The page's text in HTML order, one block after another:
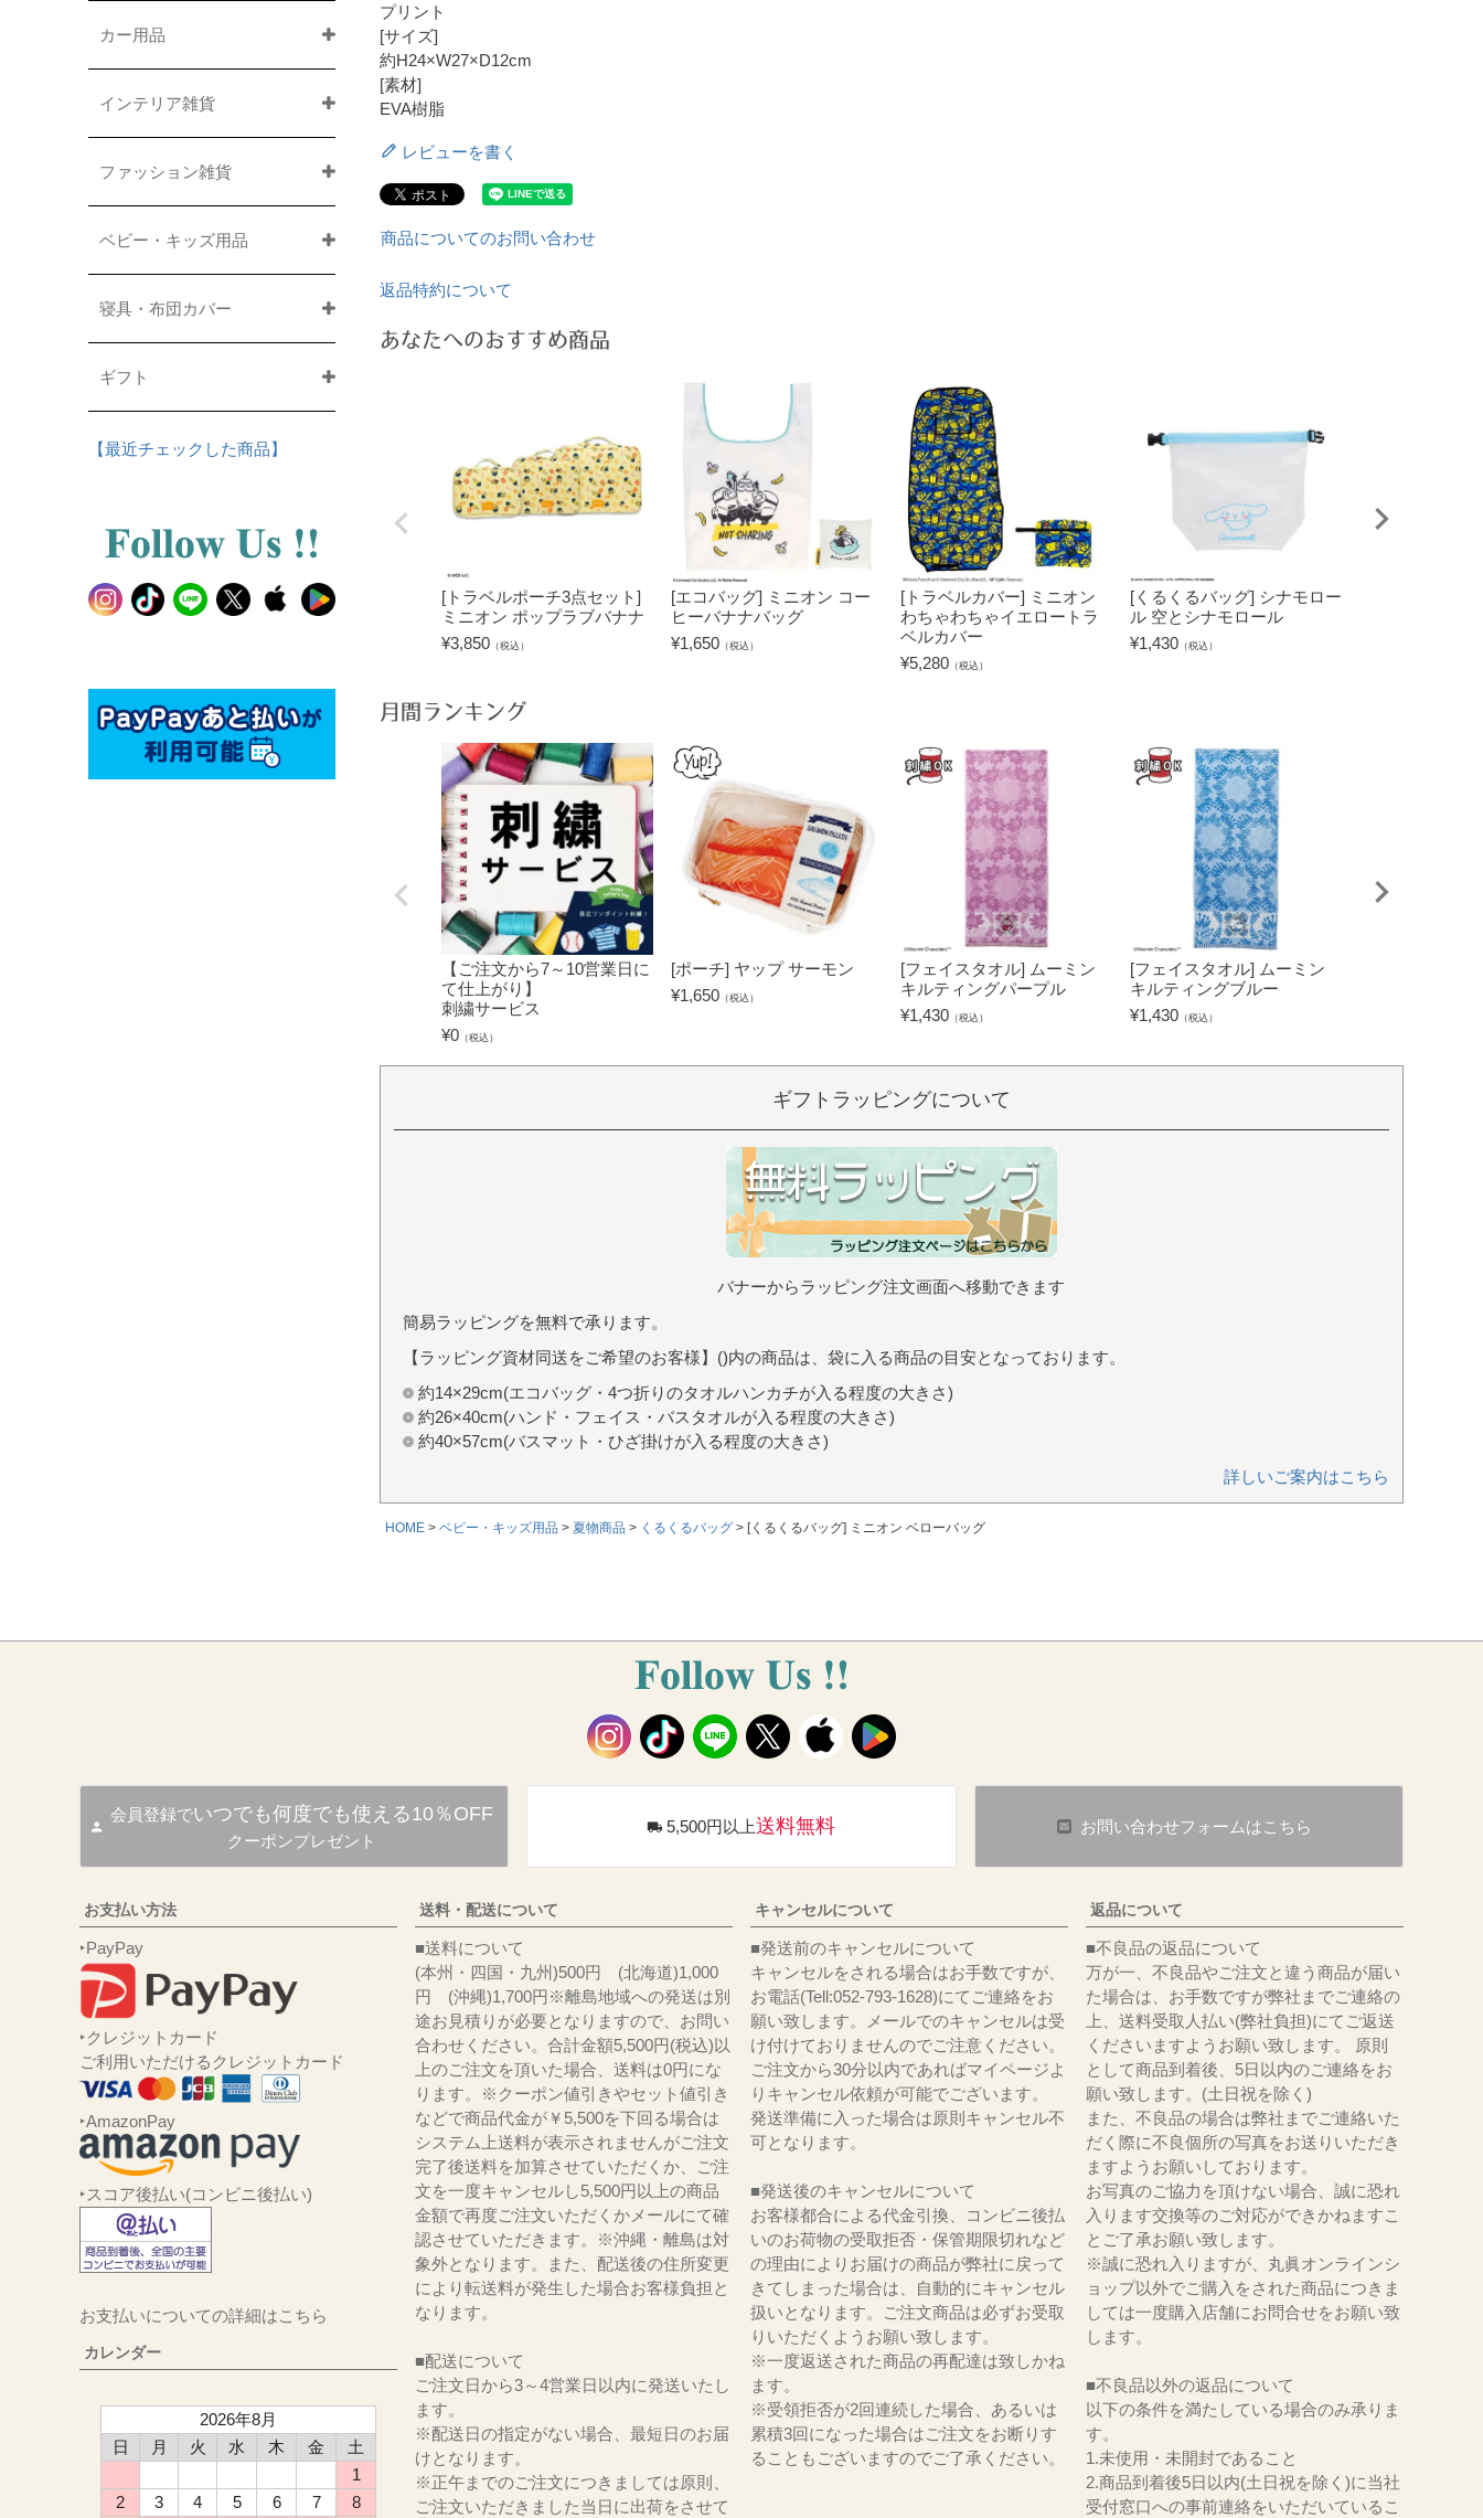
カー用品
インテリア雑貨
ファッション雑貨
ベビー・キッズ用品
寝具・布団カバー
ギフト
【最近チェックした商品】
プリント
[サイズ]
約H24×W27×D12cm
[素材]
EVA樹脂
レビューを書く
商品についてのお問い合わせ
返品特約について
あなたへのおすすめ商品
[トラベルポーチ3点セット]
ミニオン ポップラブバナナ
¥3,850 （税込）
[エコバッグ] ミニオン コー
ヒーバナナバッグ
¥1,650 （税込）
[トラベルカバー] ミニオン
わちゃわちゃイエロートラ
ベルカバー
¥5,280 （税込）
[くるくるバッグ] シナモロー
ル 空とシナモロール
¥1,430 （税込）
月間ランキング
【ご注文から7～10営業日に
て仕上がり】
刺繍サービス
¥0 （税込）
[ポーチ] ヤップ サーモン
¥1,650 （税込）
[フェイスタオル] ムーミン
キルティングパープル
¥1,430 （税込）
[フェイスタオル] ムーミン
キルティングブルー
¥1,430 （税込）
ギフトラッピングについて
バナーからラッピング注文画面へ移動できます
簡易ラッピングを無料で承ります。
【ラッピング資材同送をご希望のお客様】()内の商品は、袋に入る商品の目安となっております。
約14×29cm(エコバッグ・4つ折りのタオルハンカチが入る程度の大きさ)
約26×40cm(ハンド・フェイス・バスタオルが入る程度の大きさ)
約40×57cm(バスマット・ひざ掛けが入る程度の大きさ)
詳しいご案内はこちら
HOME ベビー・キッズ用品 夏物商品 くるくるバッグ [くるくるバッグ] ミニオン ベローバッグ
会員登録でいつでも何度でも使える10％OFF
クーポンプレゼント
5,500円以上送料無料 お問い合わせフォームはこちら
お支払い方法
‣PayPay
‣クレジットカード
ご利用いただけるクレジットカード
‣AmazonPay
‣スコア後払い(コンビニ後払い)
お支払いについての詳細はこちら
カレンダー
2026年8月
日
月 火 水 木 金
土
1
2
3 4 5 6 7 8
送料・配送について
■送料について
(本州・四国・九州)500円 (北海道)1,000
円 (沖縄)1,700円※離島地域への発送は別
途お見積りが必要となりますので、お問い
合わせください。合計金額5,500円(税込)以
上のご注文を頂いた場合、送料は0円にな
ります。※クーポン値引きやセット値引き
などで商品代金が￥5,500を下回る場合は
システム上送料が表示されませんがご注文
完了後送料を加算させていただくか、ご注
文を一度キャンセルし5,500円以上の商品
金額で再度ご注文いただくかメールにて確
認させていただきます。※沖縄・離島は対
象外となります。また、配送後の住所変更
により転送料が発生した場合お客様負担と
なります。
■配送について
ご注文日から3～4営業日以内に発送いたし
ます。
※配送日の指定がない場合、最短日のお届
けとなります。
※正午までのご注文につきましては原則、
ご注文いただきました当日に出荷をさせて
キャンセルについて
■発送前のキャンセルについて
キャンセルをされる場合はお手数ですが、
お電話(Tell:052-793-1628)にてご連絡をお
願い致します。メールでのキャンセルは受
け付けておりませんのでご注意ください。
ご注文から30分以内であればマイページよ
りキャンセル依頼が可能でございます。
発送準備に入った場合は原則キャンセル不
可となります。
■発送後のキャンセルについて
お客様都合による代金引換、コンビニ後払
いのお荷物の受取拒否・保管期限切れなど
の理由によりお届けの商品が弊社に戻って
きてしまった場合は、自動的にキャンセル
扱いとなります。ご注文商品は必ずお受取
りいただくようお願い致します。
※一度返送された商品の再配達は致しかね
ます。
※受領拒否が2回連続した場合、あるいは
累積3回になった場合はご注文をお断りす
ることもございますのでご了承ください。
返品について
■不良品の返品について
万が一、不良品やご注文と違う商品が届い
た場合は、お手数ですが弊社までご連絡の
上、送料受取人払い(弊社負担)にてご返送
くださいますようお願い致します。 原則
として商品到着後、5日以内のご連絡をお
願い致します。(土日祝を除く)
また、不良品の場合は弊社までご連絡いた
だく際に不良個所の写真をお送りいただき
ますようお願いしております。
お写真のご協力を頂けない場合、誠に恐れ
入ります交換等のご対応ができかねますこ
とご了承お願い致します。
※誠に恐れ入りますが、丸眞オンラインシ
ョップ以外でご購入をされた商品につきま
しては一度購入店舗にお問合せをお願い致
します。
■不良品以外の返品について
以下の条件を満たしている場合のみ承りま
す。
1.未使用・未開封であること
2.商品到着後5日以内(土日祝を除く)に当社
受付窓口への事前連絡をいただいているこ